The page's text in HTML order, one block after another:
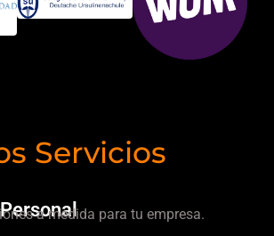
Servicios
a medida para tu empresa.